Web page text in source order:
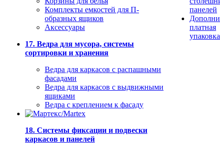
Комплекты емкостей для П-
образных ящиков
Аксессуары
17. Ведра для мусора, системы
сортировки и хранения
Ведра для каркасов с распашными
фасадами
Ведра для каркасов с выдвижными
ящиками
Ведра с креплением к фасаду
18. Системы фиксации и подвески
каркасов и панелей
панелей
платная
упаковка